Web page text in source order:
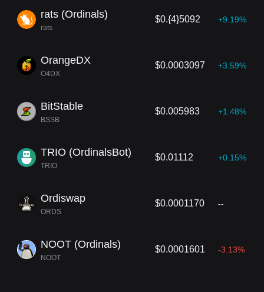
rats (Ordinals)
rats
$0.{4}5092 +9.19%
OrangeDX
O4DX
$0.0003097 +3.59%
BitStable
BSSB
$0.005983 +1.48%
TRIO (OrdinalsBot)
TRIO
$0.01112 +0.15%
Ordiswap
ORDS
$0.0001170 --
NOOT (Ordinals)
NOOT
$0.0001601 -3.13%